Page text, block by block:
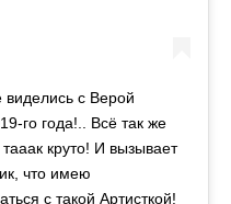
виделись с Верой
го года!.. Всё так же
круто! И вызывает
что имею
с такой Артисткой!